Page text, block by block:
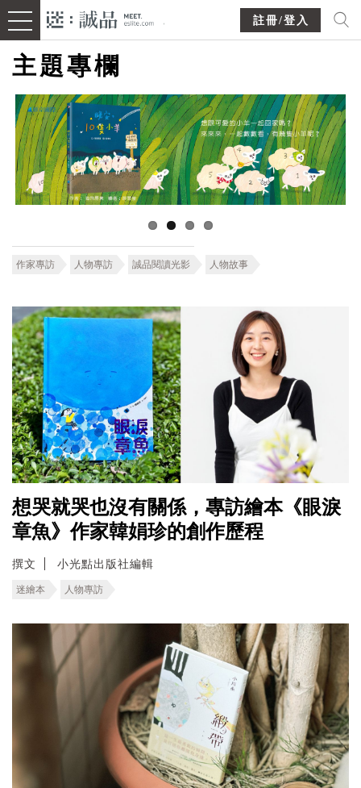
註冊/登入
主題專欄
作家專訪 人物專訪 誠品閱讀光影 人物故事
想哭就哭也沒有關係，專訪繪本《眼淚
章魚》作家韓娟珍的創作歷程
撰文 小光點出版社編輯
迷繪本 人物專訪